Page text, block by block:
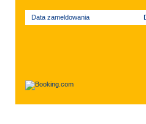
Data zameldowania